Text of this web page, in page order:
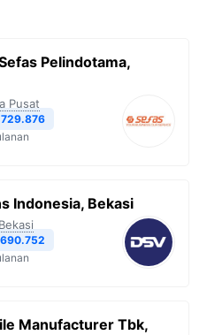
Pelindotama,
Pusat
Indonesia, Bekasi
Bekasi
Manufacturer Tbk,